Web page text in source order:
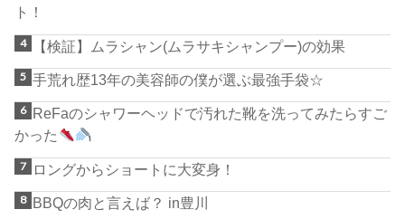
ト！
【検証】ムラシャン(ムラサキシャンプー)の効果
手荒れ歴13年の美容師の僕が選ぶ最強手袋☆
ReFaのシャワーヘッドで汚れた靴を洗ってみたらすご
かった
ロングからショートに大変身！
BBQの肉と言えば？ in豊川